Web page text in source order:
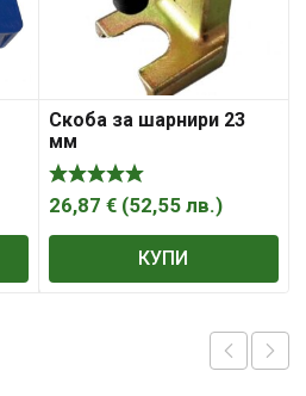
Скоба за шарнири 23
мм
26,87€ (52,55лв.)
КУПИ